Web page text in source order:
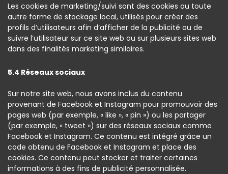
Les cookies de marketing/suivi sont des cookies ou toute
autre forme de stockage local, utilisés pour créer des
profils d’utilisateurs afin d’afficher de la publicité ou de
suivre l’utilisateur sur ce site web ou sur plusieurs sites web
dans des finalités marketing similaires.
5.4 Réseaux sociaux
Sur notre site web, nous avons inclus du contenu
provenant de Facebook et Instagram pour promouvoir des
pages web (par exemple, « like », « pin ») ou les partager
(par exemple, « tweet ») sur des réseaux sociaux comme
Facebook et Instagram. Ce contenu est intégré grâce un
code obtenu de Facebook et Instagram et place des
cookies. Ce contenu peut stocker et traiter certaines
informations à des fins de publicité personnalisée.